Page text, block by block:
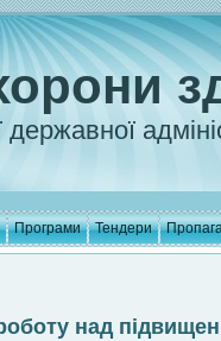
Програми Тендери
над